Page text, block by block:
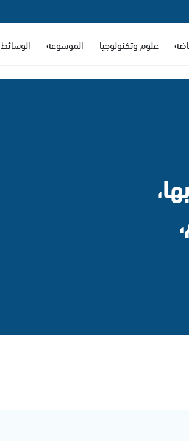
علوم وتكنولوجيا الموسوعة الوسائط